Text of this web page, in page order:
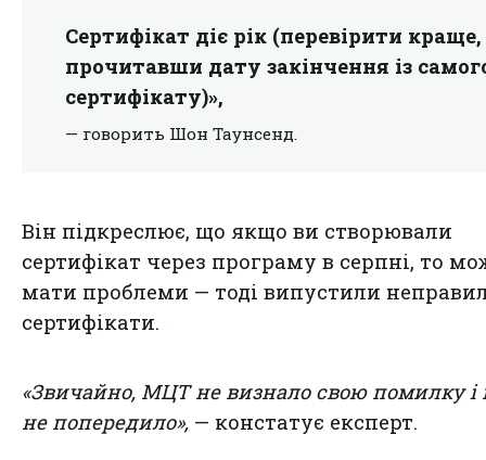
Сертифікат діє рік (перевірити краще,
прочитавши дату закінчення із
сертифікату)»,
— говорить Шон Таунсенд.
Він підкреслює, що якщо ви створювали
сертифікат через програму в серпні, то
мати проблеми — тоді випустили
сертифікати.
«Звичайно, МЦТ не визнало свою помилку і
не попередило», — констатує експерт.